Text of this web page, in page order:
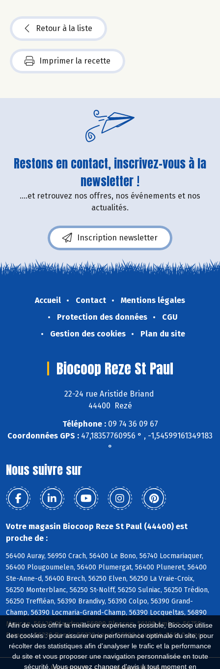
Afin de vous offrir la meilleure expérience possible, Biocoop utilise
des cookies : pour assurer une performance optimale du site, pour
récolter des statistiques afin d'analyser le trafic et la performance
du site et vous proposer une navigation personnalisée en toute
sécurité. Vous pouvez changer d'avis à tout moment en
Retour à la liste
Imprimer la recette
Restons en contact, inscrivez-vous à la
newsletter !
....et retrouvez nos offres, nos événements et nos
actualités.
Inscription newsletter
Accueil Contact
Mentions légales
Protection des données
CGU
Gestion des cookies
Plan du site
Biocoop Reze St Paul
22-24 rue Aristide Briand
44400 Rezé
Téléphone :09 74 36 09 67
Coordonnées GPS : 47,18357760956 ° , -1,54599161349183
°
Nous suivre sur
Votre magasin Biocoop Reze St Paul (44400) est
proche de :
56400 Auray, 56950 Crach, 56400 Le Bono, 56740 Locmariaquer,
56400 Plougoumelen, 56400 Plumergat, 56400 Pluneret, 56400
Ste-Anne-d, 56400 Brech, 56250 Elven, 56250 La Vraie-Croix,
56250 Monterblanc, 56250 St-Nolff, 56250 Sulniac, 56250 Trédion,
56250 Treffléan, 56390 Brandivy, 56390 Colpo, 56390 Grand-
Champ, 56390 Locmaria-Grand-Champ, 56390 Locqueltas, 56890
Meucon, 56420 Plaudren, 56890 Plescop, 56190 Ambon, 56750
Damgan, 56230 Berric, 56230 Larré, 56190 Lauzach, 56640 Arzon